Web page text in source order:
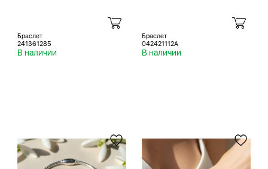
Браслет
241361285
В наличии
Браслет
042421112A
В наличии